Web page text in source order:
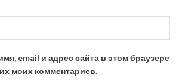
email и адрес сайта в этом браузере
моих комментариев.